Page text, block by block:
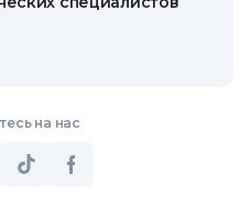
на нас